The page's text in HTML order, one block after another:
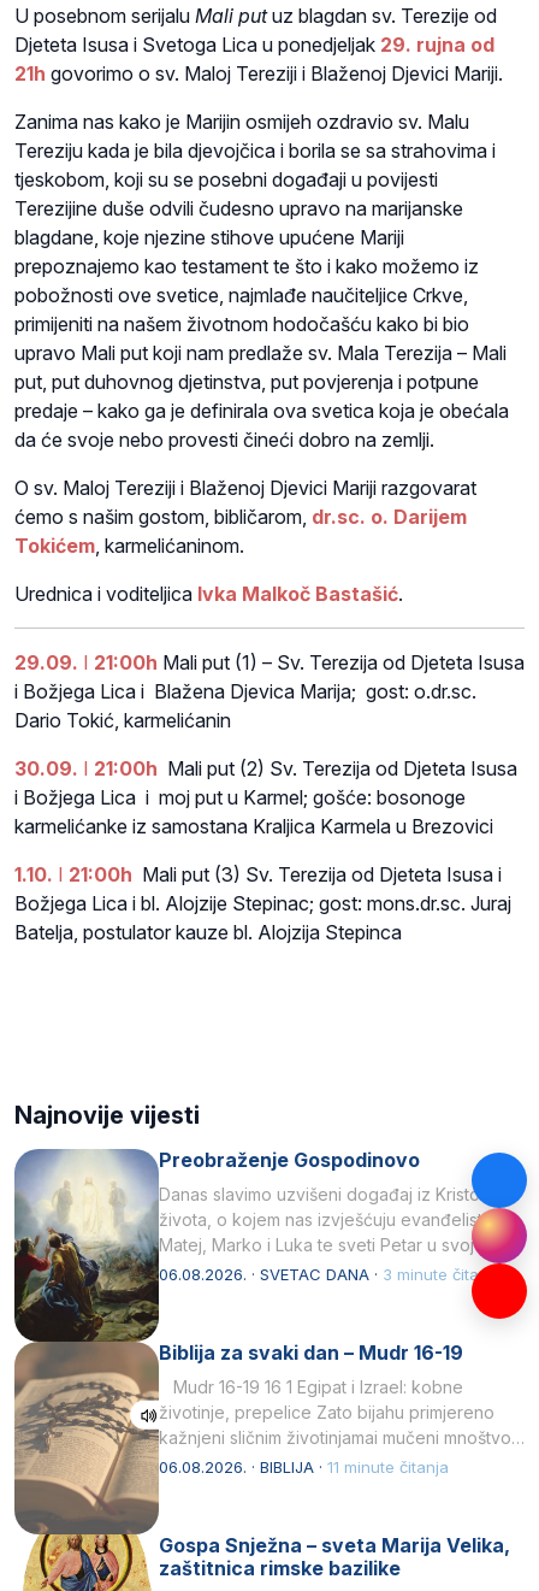
U posebnom serijalu Mali putuz blagdan sv. Terezije od
Djeteta Isusa i Svetoga Lica u ponedjeljak 29. rujna od
21h govorimo o sv. Maloj Tereziji i Blaženoj Djevici Mariji.
Zanima nas kako je Marijin osmijeh ozdravio sv. Malu
Tereziju kada je bila djevojčica i borila se sa strahovima i
tjeskobom, koji su se posebni događaji u povijesti
Terezijine duše odvili čudesno upravo na marijanske
blagdane, koje njezine stihove upućene Mariji
prepoznajemo kao testament te što i kako možemo iz
pobožnosti ove svetice, najmlađe naučiteljice Crkve,
primijeniti na našem životnom hodočašću kako bi bio
upravo Mali put koji nam predlaže sv. Mala Terezija – Mali
put, put duhovnog djetinstva, put povjerenja i potpune
predaje – kako ga je definirala ova svetica koja je obećala
da će svoje nebo provesti čineći dobro na zemlji.
O sv. Maloj Tereziji i Blaženoj Djevici Mariji razgovarat
ćemo s našim gostom, bibličarom, dr.sc. o. Darijem
Tokićem, karmelićaninom.
Urednica i voditeljica Ivka Malkoč Bastašić.
29.09. I 21:00h Mali put (1) – Sv. Terezija od Djeteta Isusa
i Božjega Lica i Blažena Djevica Marija; gost: o.dr.sc.
Dario Tokić, karmelićanin
30.09. I 21:00h Mali put (2) Sv. Terezija od Djeteta Isusa
i Božjega Lica i moj put u Karmel; gošće: bosonoge
karmelićanke iz samostana Kraljica Karmela u Brezovici
1.10. I 21:00h Mali put (3) Sv. Terezija od Djeteta Isusa i
Božjega Lica i bl. Alojzije Stepinac; gost: mons.dr.sc. Juraj
Batelja, postulator kauze bl. Alojzija Stepinca
Najnovije vijesti
Preobraženje Gospodinovo
Danas slavimo uzvišeni događaj iz Kristova
života, o kojem nas izvješćuju evanđelisti
Matej, Marko i Luka te sveti Petar u svojoj
drugoj…
06.08.2026. · SVETAC DANA · 3 minute čitanja
Biblija za svaki dan – Mudr 16-19
Mudr 16-19 16 1 Egipat i Izrael: kobne
životinje, prepelice Zato bijahu primjereno
kažnjeni sličnim životinjamai mučeni mnoštvom
kukaca.2 A narod…
06.08.2026. · BIBLIJA · 11 minute čitanja
Gospa Snježna – sveta Marija Velika,
zaštitnica rimske bazilike